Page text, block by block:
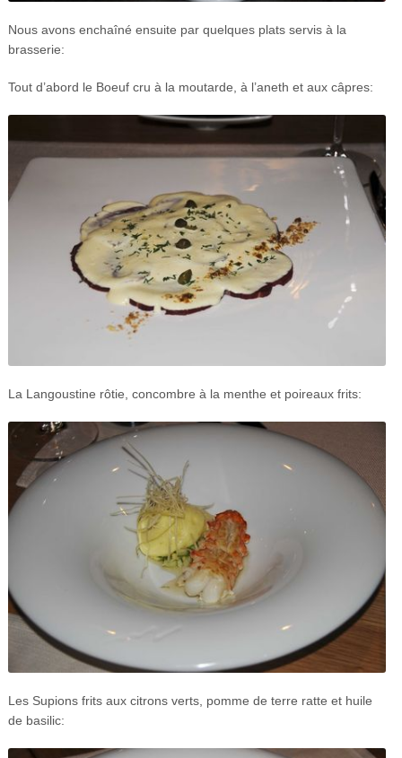
Nous avons enchaîné ensuite par quelques plats servis à la
brasserie:
Tout d’abord le Boeuf cru à la moutarde, à l’aneth et aux câpres:
La Langoustine rôtie, concombre à la menthe et poireaux frits:
Les Supions frits aux citrons verts, pomme de terre ratte et huile
de basilic: